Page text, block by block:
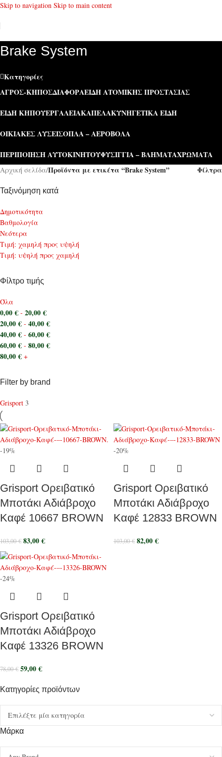
Skip to navigation Skip to main content
Brake System
Κατηγορίες
ΑΓΡΌΣ-ΚΉΠΟΣΔΙΆΦΟΡΑΕΊΔΗ ΑΤΟΜΙΚΉΣ ΠΡΟΣΤΑΣΊΑΣ
ΕΊΔΗ ΚΉΠΟΥΕΡΓΑΛΕΊΑΚΑΠΕΛΑΚΥΝΗΓΕΤΙΚΆ ΕΊΔΗ
ΟΙΚΙΑΚΈΣ ΛΎΣΕΙΣΌΠΛΑ – ΑΕΡΟΒΌΛΑ
ΠΕΡΙΠΟΊΗΣΗ ΑΥΤΟΚΙΝΉΤΟΥΦΥΣΊΓΓΙΑ – ΒΛΉΜΑΤΑΧΡΏΜΑΤΑ
Κατηγορίες προϊόντων
Μάρκα
Αρχική σελίδα/Προϊόντα με ετικέτα “Brake System” Φίλτρα
Ταξινόμηση κατά
Δημοτικότητα
Bαθμολογία
Νεότερα
Τιμή: χαμηλή προς υψηλή
Τιμή: υψηλή προς χαμηλή
Φίλτρο τιμής
Όλα
0,00€ - 20,00€
20,00€ - 40,00€
40,00€ - 60,00€
60,00€ - 80,00€
80,00€ +
Filter by brand
Grisport 3
-19%
Grisport Ορειβατικό
Μποτάκι Αδιάβροχο
Καφέ 10667 BROWN
103,00€ 83,00€
-20%
Grisport Ορειβατικό
Μποτάκι Αδιάβροχο
Καφέ 12833 BROWN
103,00€ 82,00€
-24%
Grisport Ορειβατικό
Μποτάκι Αδιάβροχο
Καφέ 13326 BROWN
78,00€ 59,00€